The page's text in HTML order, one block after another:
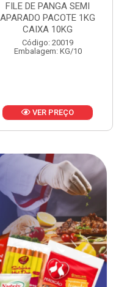
POLACA DESFIADA
PESCAMARES PCT5KG
CX10KG
Código: 20161
Embalagem: KG/10
VER PREÇO